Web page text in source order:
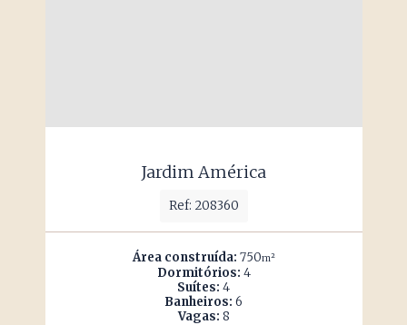
Jardim América
Ref: 208360
Área construída: 750m²
Dormitórios: 4
Suítes: 4
Banheiros: 6
Vagas: 8